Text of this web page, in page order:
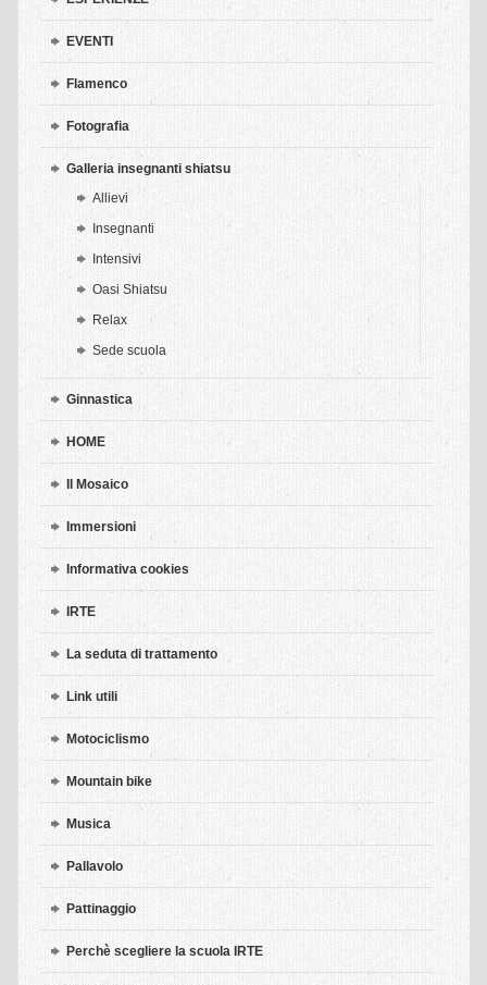
EVENTI
Flamenco
Fotografia
Galleria insegnanti shiatsu
Allievi
Insegnanti
Intensivi
Oasi Shiatsu
Relax
Sede scuola
Ginnastica
HOME
Il Mosaico
Immersioni
Informativa cookies
IRTE
La seduta di trattamento
Link utili
Motociclismo
Mountain bike
Musica
Pallavolo
Pattinaggio
Perchè scegliere la scuola IRTE